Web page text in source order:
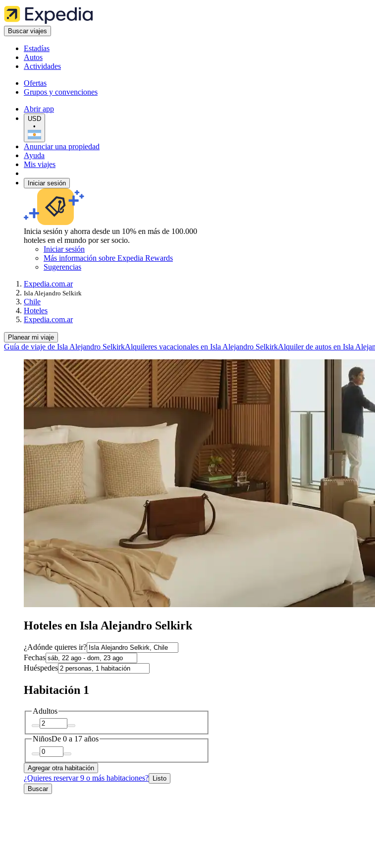
Buscar viajes
Estadías
Autos
Actividades
Ofertas
Grupos y convenciones
Abrir app
USD
•
Anunciar una propiedad
Ayuda
Mis viajes
Iniciar sesión
Inicia sesión y ahorra desde un 10% en más de 100.000
hoteles en el mundo por ser socio.
Iniciar sesión
Más información sobre Expedia Rewards
Sugerencias
Expedia.com.ar
Isla Alejandro Selkirk
Chile
Hoteles
Expedia.com.ar
Planear mi viaje
Guía de viaje de Isla Alejandro SelkirkAlquileres vacacionales en Isla Alejandro SelkirkAlquiler de autos en Isla
Hoteles en Isla Alejandro Selkirk
¿Adónde quieres ir?
Fechas
Huéspedes
Habitación 1
Adultos
NiñosDe 0 a 17 años
Agregar otra habitación
¿Quieres reservar 9 o más habitaciones? Listo
Buscar